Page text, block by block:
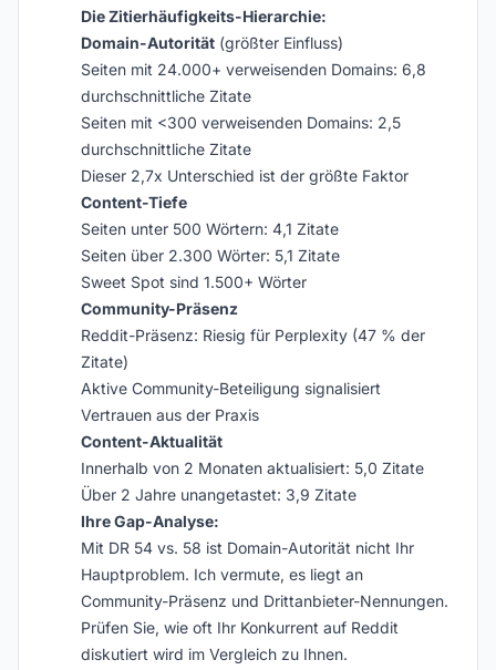
Die Zitierhäufigkeits-Hierarchie:
Domain-Autorität (größter Einfluss)
Seiten mit 24.000+ verweisenden Domains: 6,8
durchschnittliche Zitate
Seiten mit <300 verweisenden Domains: 2,5
durchschnittliche Zitate
Dieser 2,7x Unterschied ist der größte Faktor
Content-Tiefe
Seiten unter 500 Wörtern: 4,1 Zitate
Seiten über 2.300 Wörter: 5,1 Zitate
Sweet Spot sind 1.500+ Wörter
Community-Präsenz
Reddit-Präsenz: Riesig für Perplexity (47 % der
Zitate)
Aktive Community-Beteiligung signalisiert
Vertrauen aus der Praxis
Content-Aktualität
Innerhalb von 2 Monaten aktualisiert: 5,0 Zitate
Über 2 Jahre unangetastet: 3,9 Zitate
Ihre Gap-Analyse:
Mit DR 54 vs. 58 ist Domain-Autorität nicht Ihr
Hauptproblem. Ich vermute, es liegt an
Community-Präsenz und Drittanbieter-Nennungen.
Prüfen Sie, wie oft Ihr Konkurrent auf Reddit
diskutiert wird im Vergleich zu Ihnen.